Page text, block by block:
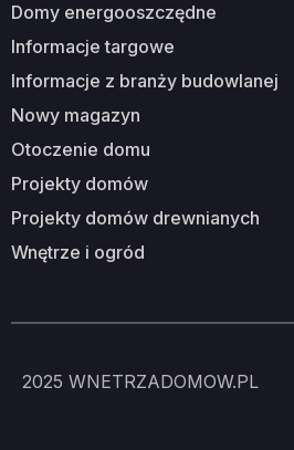
domy energooszczędne
informacje targowe
informacje z branży budowlanej
nowy magazyn
otoczenie domu
projekty domów
projekty domów drewnianych
wnętrze i ogród
2025 WNETRZADOMOW.PL